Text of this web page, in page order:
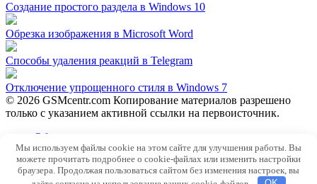
Создание простого раздела в Windows 10
Обрезка изображения в Microsoft Word
Способы удаления реакций в Telegram
Отключение упрощенного стиля в Windows 7
© 2026 GSMcentr.com Копирование материалов разрешено
только с указанием активной ссылки на первоисточник.
Обратная связь
Политика конфиденциальности
Пользовательское соглашение
Мы используем файлы cookie на этом сайте для улучшения работы. Вы
можете прочитать подробнее о cookie-файлах или изменить настройки
браузера. Продолжая пользоваться сайтом без изменения настроек, вы